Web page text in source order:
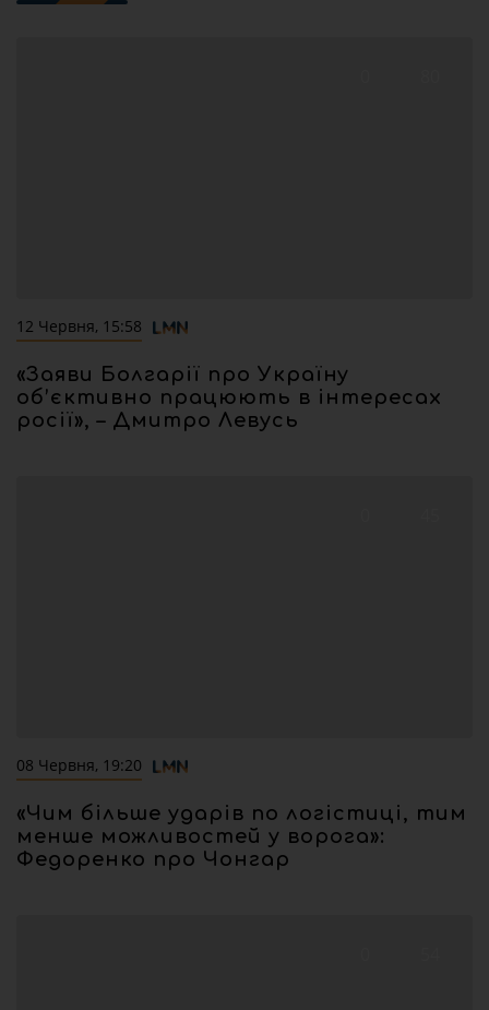
12 Червня, 15:58
«Заяви Болгарії про Україну
об’єктивно працюють в інтересах
росії», – Дмитро Левусь
08 Червня, 19:20
«Чим більше ударів по логістиці, тим
менше можливостей у ворога»:
Федоренко про Чонгар